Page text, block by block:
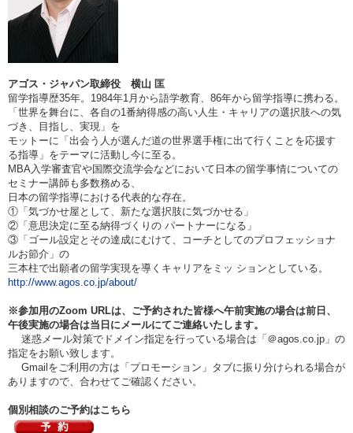
アゴス・ジャパン取締役 横山 匡
留学指導歴35年。 1984年1月から語学教育、86年から留学指導に携わる。
「世界を舞台に、各自の1番納得感の高い人生・キャリアの選択肢への気
づき、目指し、実現」を
モットーに「出会う人が選んだ道の世界選手権に出て行くことを応援す
る指導」をテーマに活動し今に至る。
MBA入学審査官や国際交流学会などにおいて日本の留学事情についての
セミナー講師も多数務める、
日本の留学指導における代表的な存在。
① 「気づかせ屋として、新たな選択肢に気づかせる」
②「意思決定に至る納得づくりの パートナーになる」
③「ゴール設定とその達成にむけて、コーチとしてのプロフェッショナ
ルお節介」の
三本柱で出願者の留学実現を導く キャリアをミッ ションとしている。
http://www.agos.co.jp/about/
※参加用のZoom URLは、ご予約された皆様へ午前実施の場合は前日、
午後実施の場合は当日 にメールにてご連絡いたします。
迷惑メール対策でドメイン指定を行っている場合は「＠agos.co.jp」の
指定をお願い致します。
Gmailをご利用の方は「プロモーション」タブに振り分けられる場合が
ありますので、合わせてご確認ください。
個別相談のご予約はこちら